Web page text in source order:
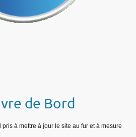
de Bord
à mettre à jour le site au fur et à mesure